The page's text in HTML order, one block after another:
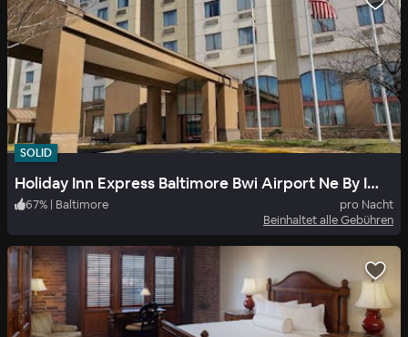
SOLID
Holiday Inn Express Baltimore Bwi Airport Ne By Ihg
67% | Baltimore
pro Nacht
Beinhaltet alle Gebühren